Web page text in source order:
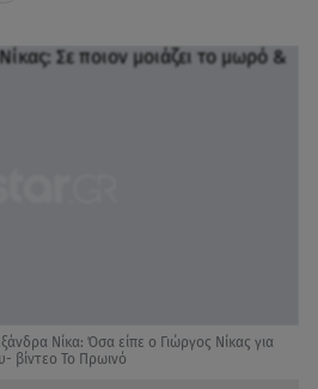
Νίκα: Όσα είπε ο Γιώργος Νίκας για
βίντεο Το Πρωινό